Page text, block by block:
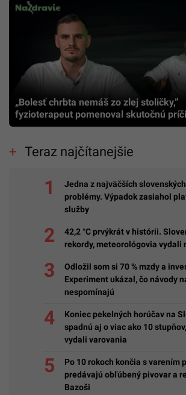
„Bolesť chrbta nemáš zo zlej stoličky,”
fyzioterapeut pomenoval skutočnú
Teraz najčítanejšie
Jedna z najväčších
problémy. Výpadok zasiahol
služby
42,2 °C prvýkrát v histórii.
rekordy, meteorológovia vydali
Odložil som si 70 % mzdy a
Experiment ukázal, čo návody
nespomínajú
Koniec pekelných horúčav na
spadnú aj o viac ako 10
vydali varovania
Po 10 rokoch končia s varením
predávajú obľúbený pivovar a
Bazoši